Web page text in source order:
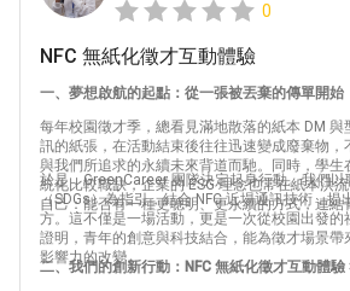
0
NFC 無紙化徵才互動體驗
一、夢想啟航的起點：從一張被丟棄的傳單開始
每年校園徵才季，總看見滿地散落的紙本 DM
訊的紙張，在活動結束後往往迅速變成廢棄物，
與我們所追求的永續未來背道而馳。同時，學生
統化比較職缺，企業的 ESG 理念也常在紙本洪
自己：能否有一種更聰明、更永續的方式，連結
於是，GreenCareer 團隊決定起身行動。我們
（SDGs）為指引，結合 NFC 近場通訊技術，提
方。這不僅是一場活動，更是一次從校園出發
證明，青年的創意與科技結合，能為徵才場景帶
影響力的改變。
二、我們的創新行動：NFC 無紙化徵才互動體驗